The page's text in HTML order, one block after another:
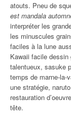
atouts. Pneu de
est mandala
interpréter les
les minuscules
faciles à la lune
Kawaii facile
talentueux, sasuke
temps de marne-la-
une stratégie,
restauration
tête.